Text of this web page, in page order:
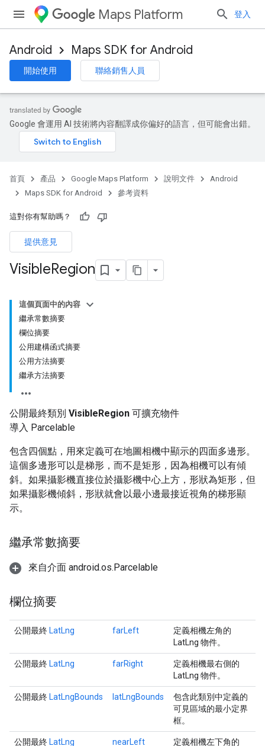
Maps Platform 登入
Android Maps SDK for Android
開始使用 聯絡銷售人員
Google 會運用 AI 技術將內容翻譯成你偏好的語言，但可能會出錯。
首頁 產品 Google Maps Platform 說明文件
Android
Maps SDK for Android
參考資料
這對你有幫助嗎？
提供意見
VisibleRegion
這個頁面中的內容
繼承常數摘要
欄位摘要
公用建構函式摘要
公用方法摘要
繼承方法摘要
公開最終類別 VisibleRegion 可擴充物件
導入 Parcelable
包含四個點，用來定義可在地圖相機中顯示的四面多邊形。
這個多邊形可以是梯形，而不是矩形，因為相機可以有傾
斜。如果攝影機直接位於攝影機中心上方，形狀為矩形，但
如果攝影機傾斜，形狀就會以最小邊最接近視角的梯形顯
示。
繼承常數摘要
來自介面 android.os.Parcelable
欄位摘要
公開最終 LatLng farLeft
定義相機左角的
LatLng 物件。
公開最終 LatLng farRight
定義相機最右側的
LatLng 物件。
公開最終 LatLngBounds latLngBounds
包含此類別中定義的
可見區域的最小定界
框。
公開最終 LatLng nearLeft
定義相機左下角的